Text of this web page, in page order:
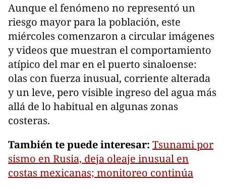
Aunque el fenómeno no representó un
riesgo mayor para la población, este
miércoles comenzaron a circular imágenes
y videos que muestran el comportamiento
atípico del mar en el puerto sinaloense:
olas con fuerza inusual, corriente alterada
y un leve, pero visible ingreso del agua más
allá de lo habitual en algunas zonas
costeras.
También te puede interesar: Tsunami por
sismo en Rusia, deja oleaje inusual en
costas mexicanas; monitoreo continúa